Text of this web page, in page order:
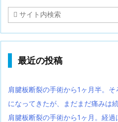
最近の投稿
肩腱板断裂の手術から1ヶ月半。
になってきたが、まだまだ痛みは
肩腱板断裂の手術から1ヶ月。経